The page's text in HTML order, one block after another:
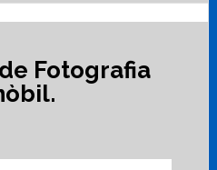
Fotografia